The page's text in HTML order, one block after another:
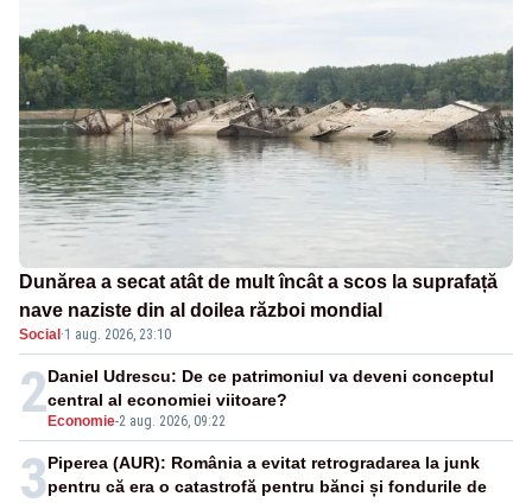
Dunărea a secat atât de mult încât a scos la suprafață
nave naziste din al doilea război mondial
Social ·1 aug. 2026, 23:10
2 Economie-2 aug. 2026, 09:22
Daniel Udrescu: De ce patrimoniul va deveni conceptul
central al economiei viitoare?
3Piperea (AUR): România a evitat retrogradarea la junk
pentru că era o catastrofă pentru bănci și fondurile de